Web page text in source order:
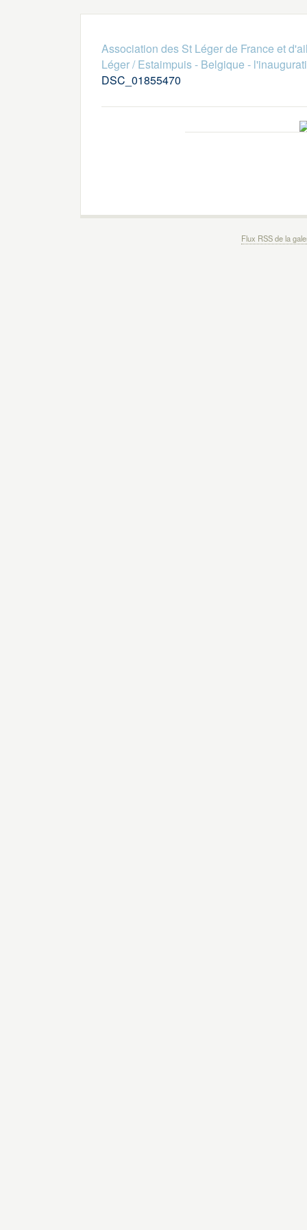
Association des St Léger de France et
Léger / Estaimpuis - Belgique -
DSC_01855470
Flux RSS de la